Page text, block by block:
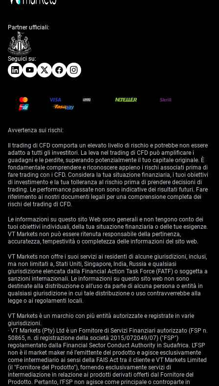
Seguici su:
Partner ufficiali:
Avvertenza sui rischi:
Il trading di CFD comporta un elevato livello di rischio e potrebbe non essere
adatto a tutti gli investitori. La leva nel trading di CFD può amplificare i
guadagni e le perdite, superando potenzialmente il tuo capitale originale. È
fondamentale comprendere e riconoscere appieno i rischi associati prima di
fare trading con i CFD. Considera la tua situazione finanziaria, i tuoi obiettivi
di investimento e la tua tolleranza al rischio prima di prendere decisioni di
trading. Le performance passate non sono indicative dei risultati futuri. Fare
riferimento ai nostri documenti legali per una comprensione completa dei
rischi del trading di CFD.
Le informazioni su questo sito Web sono generali e non tengono conto dei
tuoi obiettivi individuali, della tua situazione finanziaria o delle tue esigenze.
VT Markets non può essere ritenuta responsabile della pertinenza,
accuratezza, tempestività o completezza delle informazioni del sito web.
VT Markets non offre i suoi servizi ai residenti di alcune giurisdizioni, inclusi,
ma non limitati a, Stati Uniti, Singapore, India, Russia e qualsiasi
giurisdizione elencata dalla Financial Action Task Force (FATF) o soggetta a
sanzioni internazionali. Le informazioni su questo sito web non sono
destinate alla distribuzione o all'uso da parte di alcuna persona o entità in
qualsiasi giurisdizione in cui tale distribuzione o uso contravverrebbe alla
legge o ai regolamenti locali.
VT Markets è un marchio con più entità autorizzate e registrate in varie
giurisdizioni.
· VT Markets (Pty) Ltd è un Fornitore di Servizi Finanziari autorizzato (FSP n.
50865, n. di registrazione della società 2015/072049/07) ("FSP")
regolamentato dalla Financial Sector Conduct Authority in Sudafrica. L’FSP
non è il market maker né l’emittente del prodotto e agisce esclusivamente
come intermediario ai sensi della FAIS Act tra il cliente e VT Markets Limited
(il "Fornitore del Prodotto"), fornendo esclusivamente servizi di
intermediazione in relazione ai prodotti derivati offerti dal Fornitore del
Prodotto. Pertanto, l’FSP non agisce come principale o controparte in